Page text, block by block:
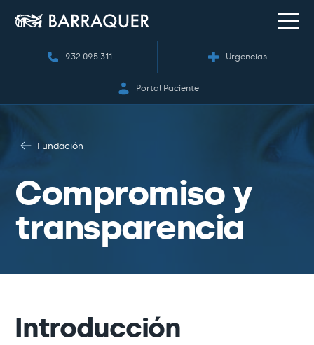
932 095 311 Urgencias
Portal Paciente
Fundación
Compromiso y
transparencia
Introducción